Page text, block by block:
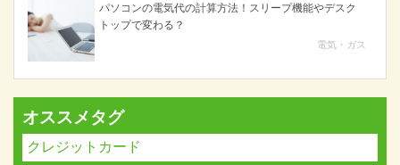
パソコンの電気代の計算方法！スリープ機能やデスク
トップで変わる？
電気・ガス
オススメタグ
クレジットカード